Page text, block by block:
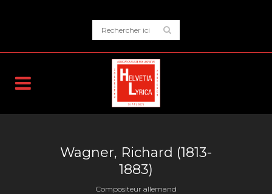
Wagner, Richard (1813-
1883)
Compositeur allemand